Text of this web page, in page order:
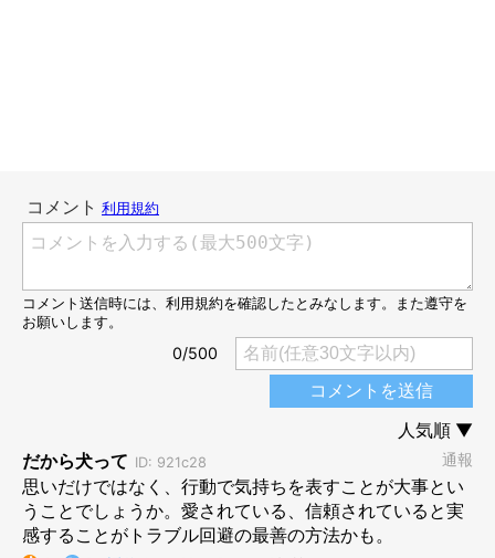
飼い主さん：
「おしりを拭いている最中に、急に足をひょこっとあげ始めた
たまごは飼い主に気づいてじーっと見つめてきたので、 『可愛
い……』という気持ちが溢れちゃいましたね」
子犬時代のたまごちゃんは、どんなコだっ
た？